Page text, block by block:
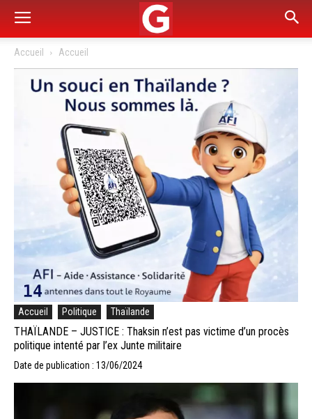
Accueil Accueil
Accueil Politique Thaïlande
THAÏLANDE – JUSTICE : Thaksin n’est pas victime d’un procès
politique intenté par l’ex Junte militaire
Date de publication : 13/06/2024